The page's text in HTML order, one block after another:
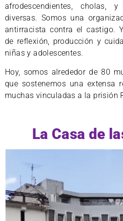
afrodescendientes, cholas,
diversas. Somos una
antirracista contra el castigo.
de reflexión, producción y
niñas y adolescentes.
Hoy, somos alrededor de 80
que sostenemos una extensa
muchas vinculadas a la prisión
La Casa de